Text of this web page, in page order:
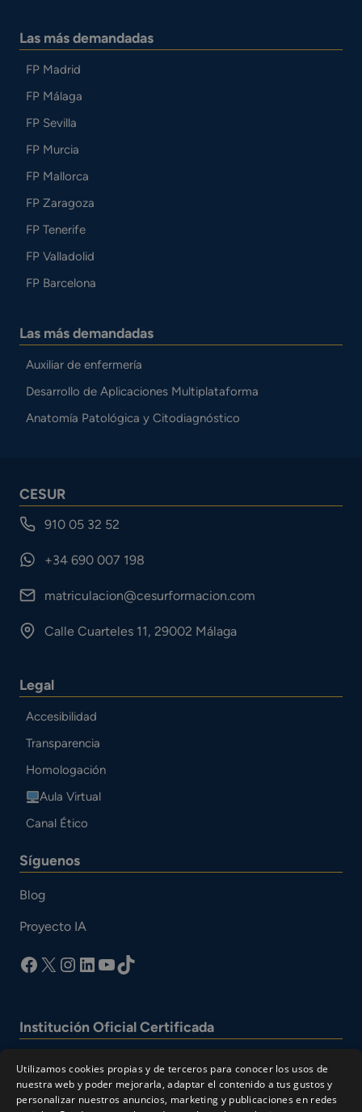
Las más demandadas
FP Madrid
FP Málaga
FP Sevilla
FP Murcia
FP Mallorca
FP Zaragoza
FP Tenerife
FP Valladolid
FP Barcelona
Las más demandadas
Auxiliar de enfermería
Desarrollo de Aplicaciones Multiplataforma
Anatomía Patológica y Citodiagnóstico
CESUR
910 05 32 52
+34 690 007 198
matriculacion@cesurformacion.com
Calle Cuarteles 11, 29002 Málaga
Legal
Accesibilidad
Transparencia
Homologación
Aula Virtual
Canal Ético
Síguenos
Blog
Proyecto IA
facebook
X Instagram
LinkedIn
YouTube
TikTok
Institución Oficial Certificada
Utilizamos cookies propias y de terceros para conocer los usos de
nuestra web y poder mejorarla, adaptar el contenido a tus gustos y
personalizar nuestros anuncios, marketing y publicaciones en redes